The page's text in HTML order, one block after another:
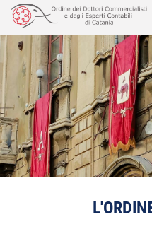
Vai
contenuto